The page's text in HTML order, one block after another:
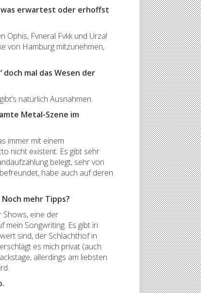
was erwartest oder erhoffst
Fvneral Fvkk und Urza!
von Hamburg mitzunehmen,
mal das Wesen der
natürlich Ausnahmen.
Metal-Szene im
immer mit einem
nicht existent. Es gibt sehr
belegt, sehr von
habe auch auf deren
mehr Tipps?
eine der
Songwriting. Es gibt in
sind, der Schlachthof in
es mich privat (auch
allerdings am liebsten